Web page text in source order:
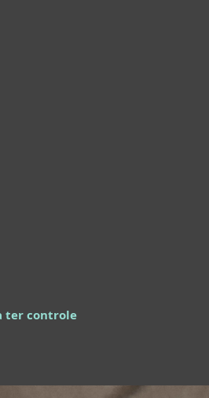
ter controle